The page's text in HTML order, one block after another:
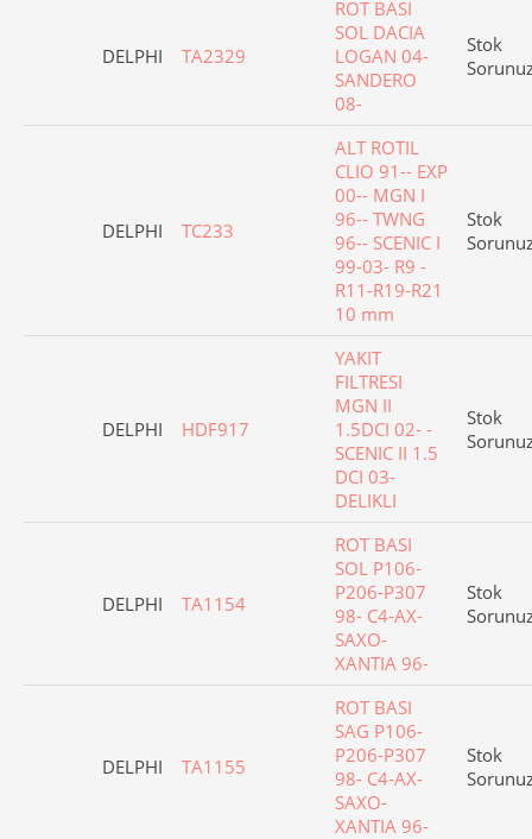
DELPHI TA2329
ROT BASI
SOL DACIA
LOGAN 04-
SANDERO
08-
Stok
DELPHI TC233
ALT ROTIL
CLIO 91-- EXP
00-- MGN I
96-- TWNG
96-- SCENIC I
99-03- R9 -
R11-R19-R21
10 mm
Stok
DELPHI HDF917
YAKIT
FILTRESI
MGN II
1.5DCI 02- -
SCENIC II 1.5
DCI 03-
DELIKLI
Stok
DELPHI TA1154
ROT BASI
SOL P106-
P206-P307
98- C4-AX-
SAXO-
XANTIA 96-
Stok
DELPHI TA1155
ROT BASI
SAG P106-
P206-P307
98- C4-AX-
SAXO-
XANTIA 96-
Stok